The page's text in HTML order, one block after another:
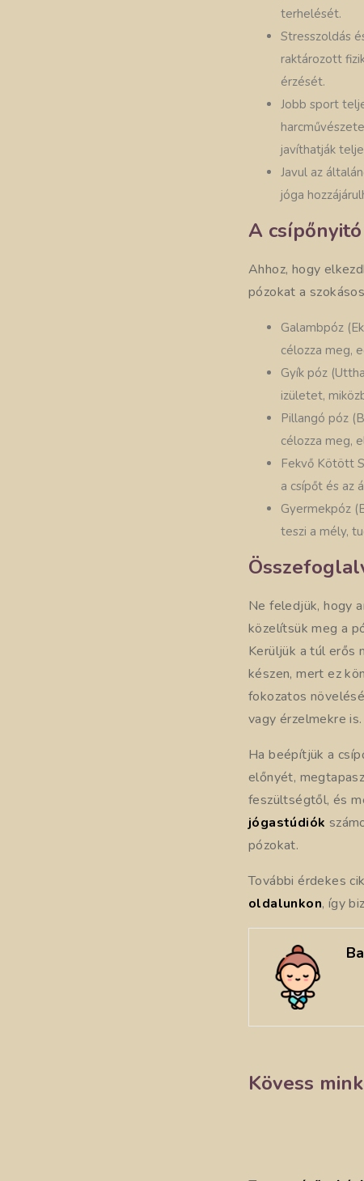
terhelését.
Stresszoldás
raktározott
érzését.
Jobb sport
javíthatják
Javul az
jóga
A
Ahhoz, hogy
pózokat a
Galambpóz
célozza meg,
Gyík póz
izületet,
Pillangó póz
célozza meg,
Fekvő Kötött
a csípőt és az
Gyermekpóz
teszi a mély,
Ne feledjük, hogy
közelítsük meg a
Kerüljük a túl erős
készen, mert ez
fokozatos
vagy érzelmekre is.
Ha beépítjük a
előnyét,
feszültségtől, és
jógastúdiók
pózokat.
További érdekes
oldalunkon, így
Kövess